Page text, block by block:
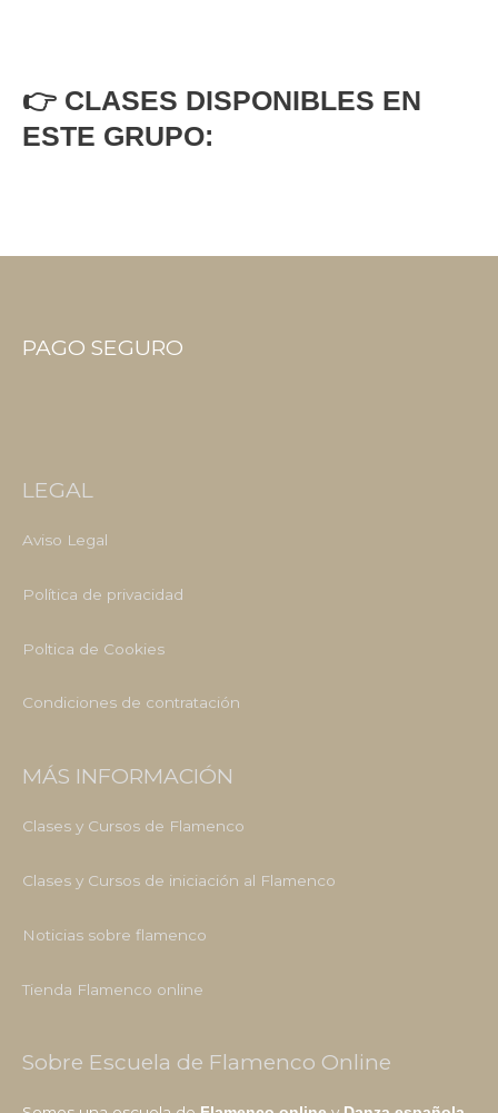
👉 CLASES DISPONIBLES EN
ESTE GRUPO:
PAGO SEGURO
LEGAL
Aviso Legal
Política de privacidad
Poltica de Cookies
Condiciones de contratación
MÁS INFORMACIÓN
Clases y Cursos de Flamenco
Clases y Cursos de iniciación al Flamenco
Noticias sobre flamenco
Tienda Flamenco online
Sobre Escuela de Flamenco Online